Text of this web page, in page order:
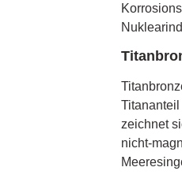
zeichnet
nicht-